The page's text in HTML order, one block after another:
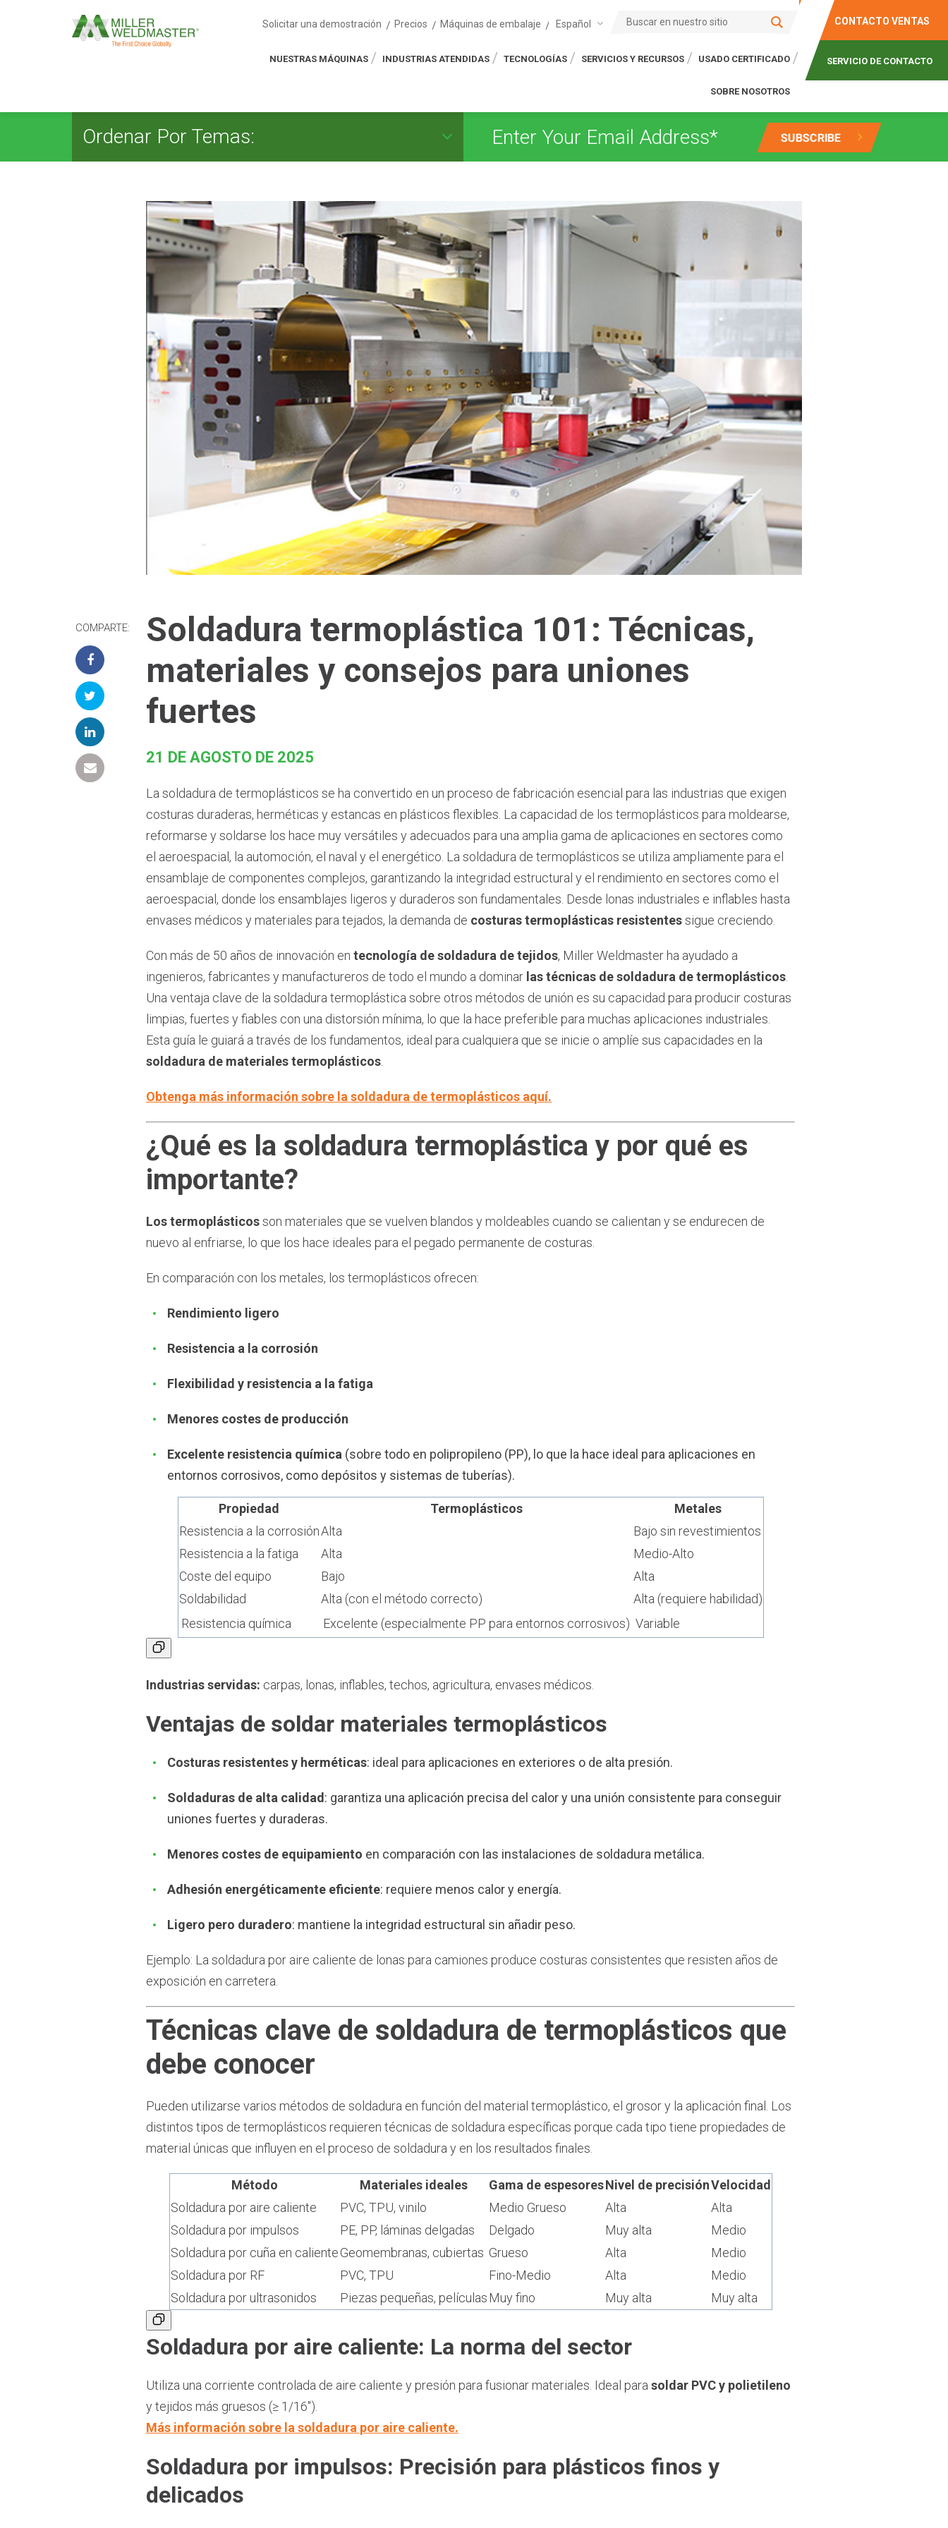
Solicitar una demostración Precios Máquinas de embalaje Español
NUESTRAS MÁQUINAS INDUSTRIAS ATENDIDAS TECNOLOGÍAS SERVICIOS Y RECURSOS USADO CERTIFICADO
SOBRE NOSOTROS
CONTACTO VENTAS
SERVICIO DE CONTACTO
Ordenar Por Temas:
Soldadura termoplástica 101: Técnicas,
materiales y consejos para uniones
fuertes
21 DE AGOSTO DE 2025
COMPARTE:
La soldadura de termoplásticos se ha convertido en un proceso de fabricación esencial para las industrias que exigen
costuras duraderas, herméticas y estancas en plásticos flexibles. La capacidad de los termoplásticos para moldearse,
reformarse y soldarse los hace muy versátiles y adecuados para una amplia gama de aplicaciones en sectores como
el aeroespacial, la automoción, el naval y el energético. La soldadura de termoplásticos se utiliza ampliamente para el
ensamblaje de componentes complejos, garantizando la integridad estructural y el rendimiento en sectores como el
aeroespacial, donde los ensamblajes ligeros y duraderos son fundamentales. Desde lonas industriales e inflables hasta
envases médicos y materiales para tejados, la demanda de costuras termoplásticas resistentessigue creciendo.
Con más de 50 años de innovación en tecnología de soldadura de tejidos, Miller Weldmaster ha ayudado a
ingenieros, fabricantes y manufactureros de todo el mundo a dominar las técnicas de soldadura de termoplásticos
Una ventaja clave de la soldadura termoplástica sobre otros métodos de unión es su capacidad para producir costuras
limpias, fuertes y fiables con una distorsión mínima, lo que la hace preferible para muchas aplicaciones industriales.
Esta guía le guiará a través de los fundamentos, ideal para cualquiera que se inicie o amplíe sus capacidades en la
soldadura de materiales termoplásticos
Obtenga más información sobre la soldadura de termoplásticos aquí.
¿Qué es la soldadura termoplástica y por qué es
importante?
Los termoplásticosson materiales que se vuelven blandos y moldeables cuando se calientan y se endurecen de
nuevo al enfriarse, lo que los hace ideales para el pegado permanente de costuras.
En comparación con los metales, los termoplásticos ofrecen:
Rendimiento ligero
Resistencia a la corrosión
Flexibilidad y resistencia a la fatiga
Menores costes de producción
Excelente resistencia química (sobre todo en polipropileno (PP), lo que la hace ideal para aplicaciones en
entornos corrosivos, como depósitos y sistemas de tuberías).
Propiedad Termoplásticos
Metales
Resistencia a la corrosiónAlta
Bajo sin revestimientos
Resistencia a la fatiga
Alta
Medio-Alto
Coste del equipo
Bajo
Alta
Soldabilidad
Alta (con el método correcto)
Alta (requiere habilidad)
Resistencia química
Excelente (especialmente PP para entornos corrosivos) Variable
Industrias servidas: carpas, lonas, inflables, techos, agricultura, envases médicos.
Ventajas de soldar materiales termoplásticos
Costuras resistentes y herméticas: ideal para aplicaciones en exteriores o de alta presión.
Soldaduras de alta calidad : garantiza una aplicación precisa del calor y una unión consistente para conseguir
uniones fuertes y duraderas.
Menores costes de equipamiento en comparación con las instalaciones de soldadura metálica.
Adhesión energéticamente eficiente: requiere menos calor y energía.
Ligero pero duradero: mantiene la integridad estructural sin añadir peso.
Ejemplo: La soldadura por aire caliente de lonas para camiones produce costuras consistentes que resisten años de
exposición en carretera.
Técnicas clave de soldadura de termoplásticos que
debe conocer
Pueden utilizarse varios métodos de soldadura en función del material termoplástico, el grosor y la aplicación final. Los
distintos tipos de termoplásticos requieren técnicas de soldadura específicas porque cada tipo tiene propiedades de
material únicas que influyen en el proceso de soldadura y en los resultados finales.
Método Materiales ideales Gama de espesoresNivel de precisiónVelocidad
Soldadura por aire caliente
PVC, TPU, vinilo Medio Grueso Alta
Alta
Soldadura por impulsos
PE, PP, láminas delgadas Delgado Muy alta
Medio
Soldadura por cuña en calienteGeomembranas, cubiertas Grueso Alta
Medio
Soldadura por RF
PVC, TPU Fino-Medio Alta
Medio
Soldadura por ultrasonidos
Piezas pequeñas, películas Muy fino Muy alta Muy alta
Soldadura por aire caliente: La norma del sector
Utiliza una corriente controlada de aire caliente y presión para fusionar materiales. Ideal para soldar PVC y polietileno
y tejidos más gruesos (≥ 1/16").
Más información sobre la soldadura por aire caliente.
Soldadura por impulsos: Precisión para plásticos finos y
delicados